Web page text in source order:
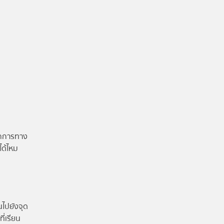
ารทาง
ไหม
ไปยังจุด
เรียน